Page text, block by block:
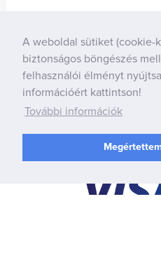
A weboldal sütiket (cookie-
biztonságos böngészés
felhasználói élményt
információért kattintson!
További információk